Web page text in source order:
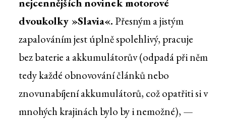
nejcennějších novinek motorové
dvoukolky »Slavia«. Přesným a jistým
zapalováním jest úplně spolehlivý, pracuje
bez baterie a akkumulátorův (odpadá při něm
tedy každé obnovování článků nebo
znovunabíjení akkumulátorů, což opatřiti si v
mnohých krajinách bylo by i nemožné), —